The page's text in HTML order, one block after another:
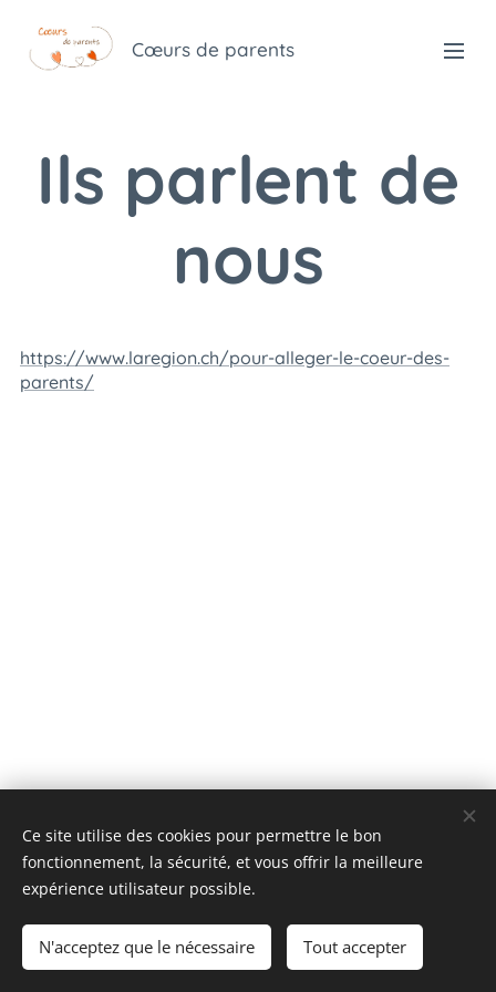
Cœurs de parents
Ils parlent de
nous
https://www.laregion.ch/pour-alleger-le-coeur-des-
parents/
Cookies
Ce site utilise des cookies pour permettre le bon
fonctionnement, la sécurité, et vous offrir la meilleure
expérience utilisateur possible.
N'acceptez que le nécessaire Tout accepter